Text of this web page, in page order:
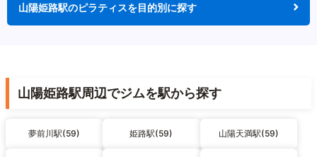
山陽姫路駅のピラティスを目的別に探す
山陽姫路駅周辺でジムを駅から探す
夢前川駅(59) 姫路駅(59) 山陽天満駅(59)